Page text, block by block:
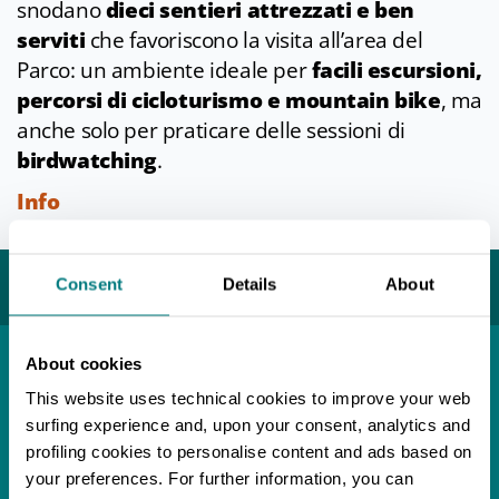
Consent Details About
About cookies
This website uses technical cookies to improve your web
surfing experience and, upon your consent, analytics and
profiling cookies to personalise content and ads based on
your preferences. For further information, you can
snodanodieci sentieri attrezzati e ben
serviti che favoriscono la visita all’area del
Parco: un ambiente ideale perfacili escursioni,
percorsi di cicloturismo e mountain bike, ma
anche solo per praticare delle sessioni di
birdwatching.
Info
Potrebbe interessarti...
Sant'Andrea Bagni